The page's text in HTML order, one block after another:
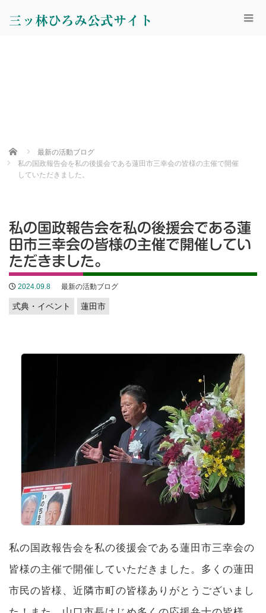
三ッ林ひろみ公式サイト
Home
最新の活動ブログ
私の国政報告会を私の後援会である蓮田市三幸会の皆様の主催で開催
していただきました。
私の国政報告会を私の後援会である蓮
田市三幸会の皆様の主催で開催してい
ただきました。
2024.09.8 最新の活動ブログ
式典・イベント 蓮田市
私の国政報告会を私の後援会である蓮田市三幸会の
皆様の主催で開催していただきました。多くの蓮田
市民の皆様、近隣市町の皆様ありがとうございまし